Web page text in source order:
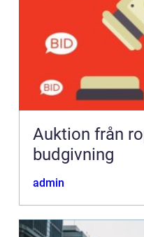
Auktion från ropklubba till digital
budgivning
admin